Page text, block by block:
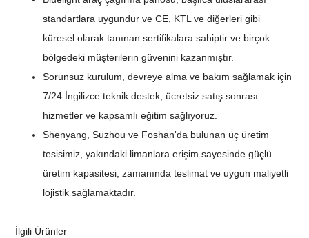
standartlara uygundur ve CE, KTL ve diğerleri gibi
küresel olarak tanınan sertifikalara sahiptir ve birçok
bölgedeki müşterilerin güvenini kazanmıştır.
Sorunsuz kurulum, devreye alma ve bakım sağlamak için
7/24 İngilizce teknik destek, ücretsiz satış sonrası
hizmetler ve kapsamlı eğitim sağlıyoruz.
Shenyang, Suzhou ve Foshan'da bulunan üç üretim
tesisimiz, yakındaki limanlara erişim sayesinde güçlü
üretim kapasitesi, zamanında teslimat ve uygun maliyetli
lojistik sağlamaktadır.
İlgili Ürünler